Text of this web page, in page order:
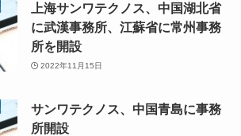
上海サンワテクノス、中国湖北省
に武漢事務所、江蘇省に常州事務
所を開設
2022年11月15日
サンワテクノス、中国青島に事務
所開設